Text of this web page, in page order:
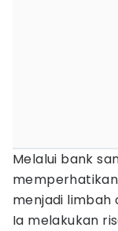
Melalui bank
menjadi limbah
Ia melakukan